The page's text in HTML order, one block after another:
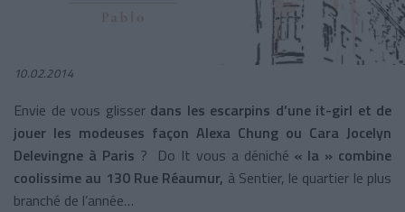
10.02.2014
Envie de vous glisser dans les escarpins d’une it-girl et de
jouer les modeuses façon Alexa Chung ou Cara Jocelyn
Delevingne à Paris ? Do It vous a déniché « la » combine
coolissime au 130 Rue Réaumur, à Sentier, le quartier le plus
branché de l’année…